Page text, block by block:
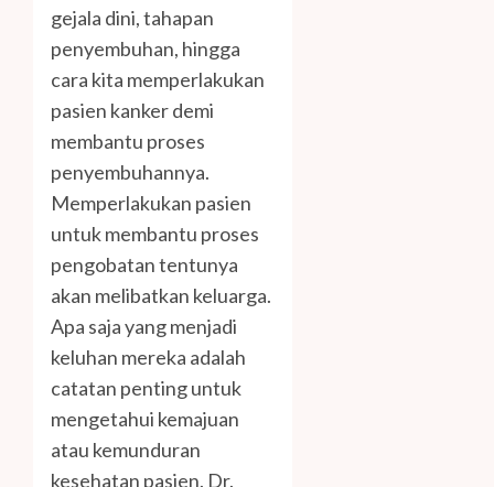
gejala dini, tahapan
penyembuhan, hingga
cara kita memperlakukan
pasien kanker demi
membantu proses
penyembuhannya.
Memperlakukan pasien
untuk membantu proses
pengobatan tentunya
akan melibatkan keluarga.
Apa saja yang menjadi
keluhan mereka adalah
catatan penting untuk
mengetahui kemajuan
atau kemunduran
kesehatan pasien. Dr.